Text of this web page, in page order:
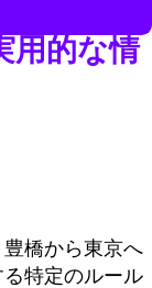
用的な情
橋から東京へ
特定のルール